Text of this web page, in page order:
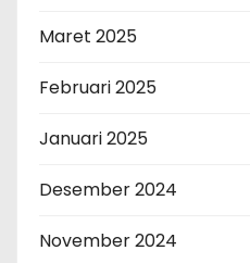
Maret 2025
Februari 2025
Januari 2025
Desember 2024
November 2024